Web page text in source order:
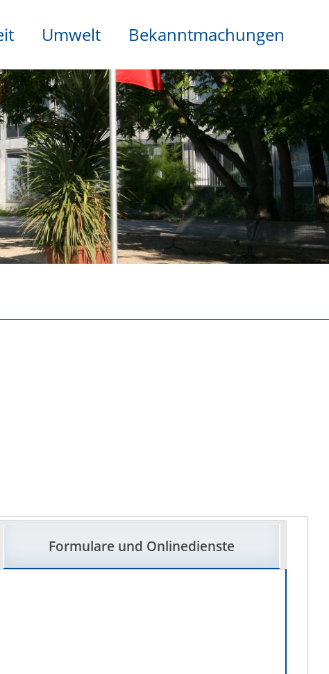
Umwelt Bekanntmachungen
Formulare und Onlinedienste